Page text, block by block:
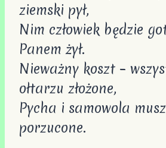
ziemski pył,
Nim człowiek będzie
Panem żył.
Nieważny koszt –
ołtarzu złożone,
Pycha i samowola
porzucone.